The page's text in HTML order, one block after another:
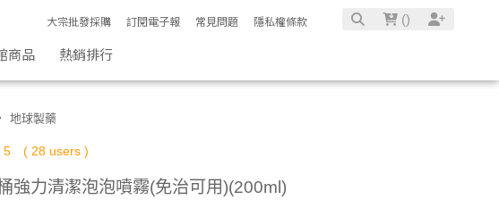
大宗批發採購 訂閱電子報 常見問題 隱私權條款 ()
商品 熱銷排行
地球製藥
5 ( 28 users )
強力清潔泡泡噴霧(免治可用)(200ml)